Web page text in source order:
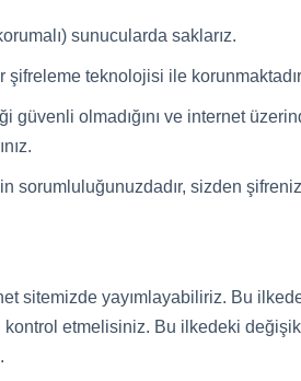
sunucularda saklarız.
teknolojisi ile
güvenli olmadığını ve internet
sorumluluğunuzdadır, sizden
sitemizde yayımlayabiliriz. Bu
kontrol etmelisiniz. Bu ilkedeki